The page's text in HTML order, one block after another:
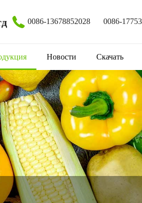
0086-13678852028 0086-
Новости Скачать